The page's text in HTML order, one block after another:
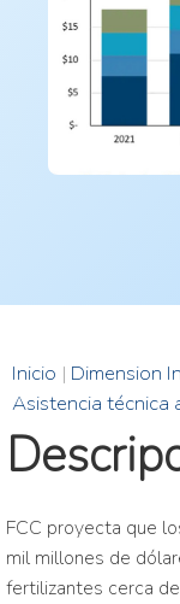
Inicio | Dimension
Asistencia técnica
FCC proyecta que
mil millones de
fertilizantes cerca